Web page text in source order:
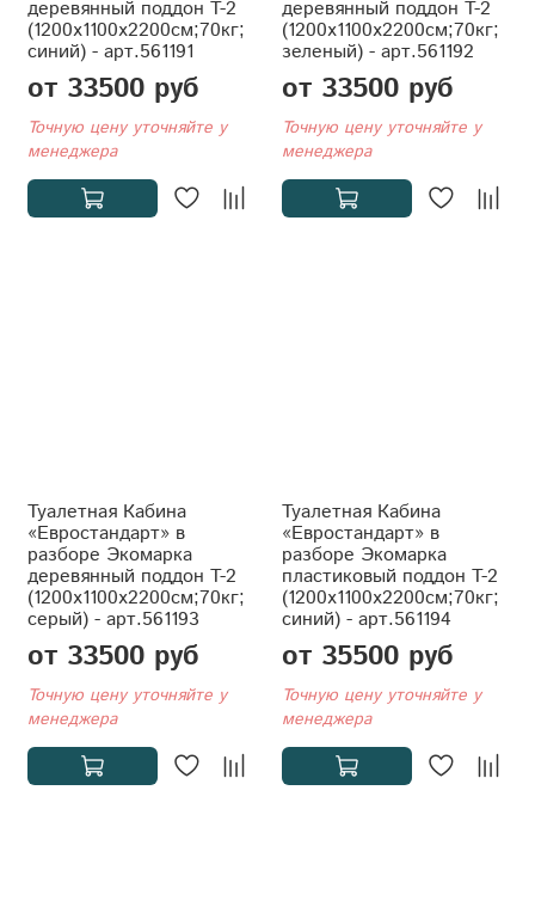
деревянный поддон T-2
(1200x1100x2200см;70кг;
синий) - арт.561191
от 33500 руб
Точную цену уточняйте у
менеджера
деревянный поддон T-2
(1200x1100x2200см;70кг;
зеленый) - арт.561192
от 33500 руб
Точную цену уточняйте у
менеджера
Туалетная Кабина
«Евростандарт» в
разборе Экомарка
деревянный поддон T-2
(1200x1100x2200см;70кг;
серый) - арт.561193
от 33500 руб
Точную цену уточняйте у
менеджера
Туалетная Кабина
«Евростандарт» в
разборе Экомарка
пластиковый поддон T-2
(1200x1100x2200см;70кг;
синий) - арт.561194
от 35500 руб
Точную цену уточняйте у
менеджера